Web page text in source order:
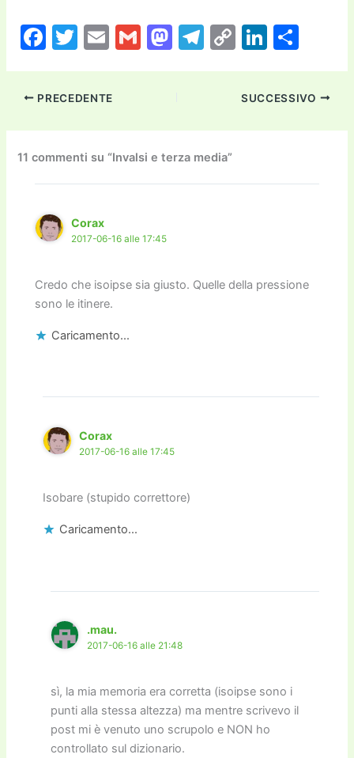
F
c
e
b
o
o
k
T
itt
er
E
ai
l
G
M
d
o
n
T
a
m
C
p
y
Li
k
Li
k
e
dI
n
di
vi
PRECEDENTE SUCCESSIVO
11 commenti su “Invalsi e terza media”
Corax
2017-06-16 alle 17:45
Credo che isoipse sia giusto. Quelle della pressione
sono le itinere.
Caricamento...
Corax
2017-06-16 alle 17:45
Isobare (stupido correttore)
Caricamento...
.mau.
2017-06-16 alle 21:48
sì, la mia memoria era corretta (isoipse sono i
punti alla stessa altezza) ma mentre scrivevo il
post mi è venuto uno scrupolo e NON ho
controllato sul dizionario.